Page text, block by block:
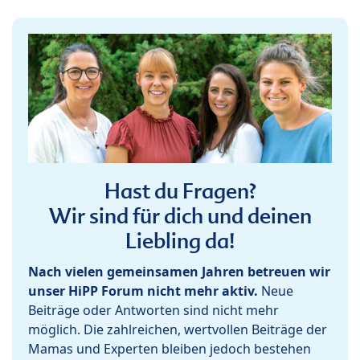
Hast du Fragen?
Wir sind für dich und deinen
Liebling da!
Nach vielen gemeinsamen Jahren betreuen wir
unser HiPP Forum nicht mehr aktiv. Neue
Beiträge oder Antworten sind nicht mehr
möglich. Die zahlreichen, wertvollen Beiträge der
Mamas und Experten bleiben jedoch bestehen